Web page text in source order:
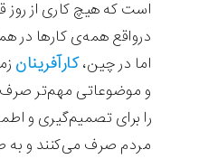
است که هیچ کاری از روز
درواقع همه‌ی کارها در
اما در چین،کارآفرینان
و موضوعاتی مهم‌تر صرف
را برای تصمیم‌گیری و
مردم صرف می‌کنند و به